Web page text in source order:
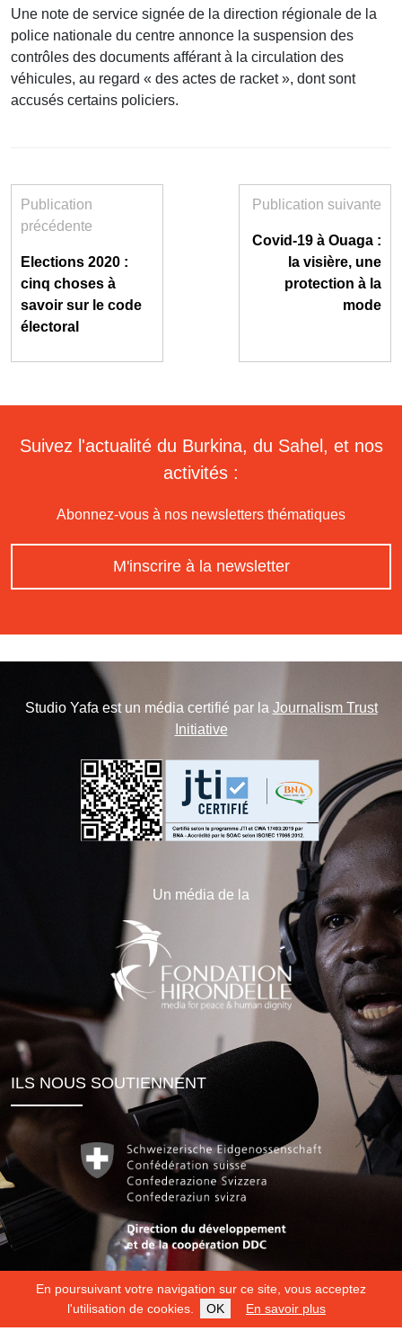
En poursuivant votre navigation sur ce site, vous acceptez
l'utilisation de cookies.
OK En savoir plus
Une note de service signée de la direction régionale de la
police nationale du centre annonce la suspension des
contrôles des documents afférant à la circulation des
véhicules, au regard « des actes de racket », dont sont
accusés certains policiers.
Publication
précédente
Elections 2020 :
cinq choses à
savoir sur le code
électoral
Publication suivante
Covid-19 à Ouaga :
la visière, une
protection à la
mode
Suivez l'actualité du Burkina, du Sahel, et nos
activités :
Abonnez-vous à nos newsletters thématiques
M'inscrire à la newsletter
Studio Yafa est un média certifié par la Journalism Trust
Initiative
Un média de la
ILS NOUS SOUTIENNENT